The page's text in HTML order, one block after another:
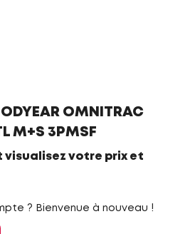
OMNITRAC
M+S 3PMSF
visualisez votre prix et
? Bienvenue à nouveau !